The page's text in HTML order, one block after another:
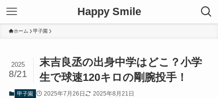
Happy Smile
ホーム 甲子園
末吉良丞の出身中学はどこ？小学
生で球速120キロの剛腕投手！
2025
8/21
甲子園 2025年7月26日 2025年8月21日